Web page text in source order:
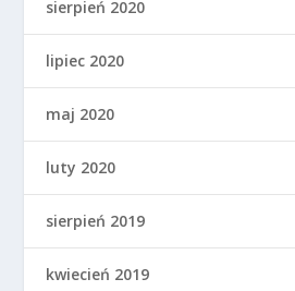
sierpień 2020
lipiec 2020
maj 2020
luty 2020
sierpień 2019
kwiecień 2019